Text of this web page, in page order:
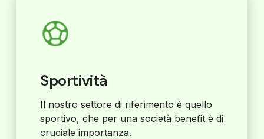
Sportività
Il nostro settore di riferimento è quello
sportivo, che per una società benefit è di
cruciale importanza.